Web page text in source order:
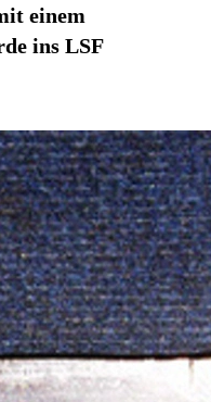
einem
ins LSF